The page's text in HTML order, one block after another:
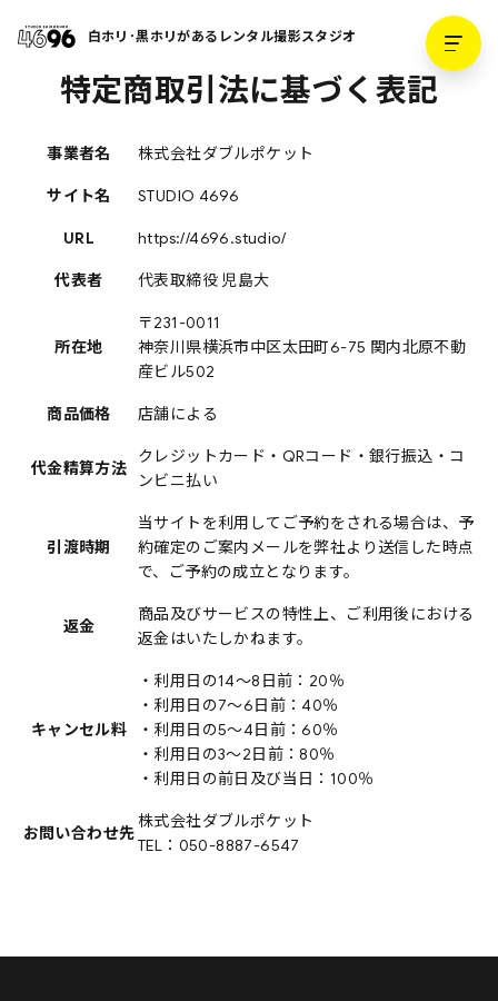
白ホリ･黒ホリがあるレンタル撮影スタジオ
特定商取引法に基づく表記
事業者名 株式会社ダブルポケット
サイト名 STUDIO 4696
URL https://4696.studio/
代表者 代表取締役 児島大
所在地
〒231-0011
神奈川県横浜市中区太田町6-75 関内北原不動
産ビル502
商品価格 店舗による
代金精算方法
クレジットカード・QRコード・銀行振込・コ
ンビニ払い
引渡時期
当サイトを利用してご予約をされる場合は、予
約確定のご案内メールを弊社より送信した時点
で、ご予約の成立となります。
返金
商品及びサービスの特性上、ご利用後における
返金はいたしかねます。
キャンセル料
・利用日の14〜8日前：20％
・利用日の7〜6日前：40％
・利用日の5〜4日前：60％
・利用日の3〜2日前：80％
・利用日の前日及び当日：100％
お問い合わせ先
株式会社ダブルポケット
TEL：050-8887-6547